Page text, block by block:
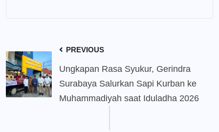
PREVIOUS
Ungkapan Rasa Syukur, Gerindra
Surabaya Salurkan Sapi Kurban ke
Muhammadiyah saat Iduladha 2026